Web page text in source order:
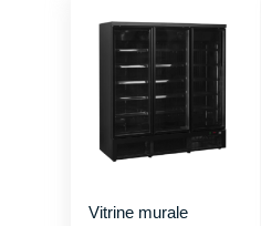
Vitrine murale